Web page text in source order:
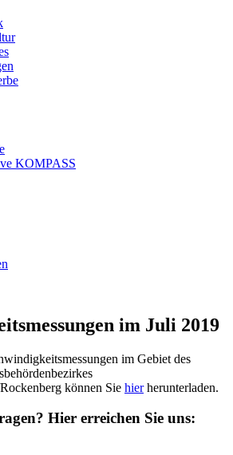
KOMPASS
im Juli 2019
im Gebiet des
können Sie hierherunterladen.
Hier erreichen Sie uns: